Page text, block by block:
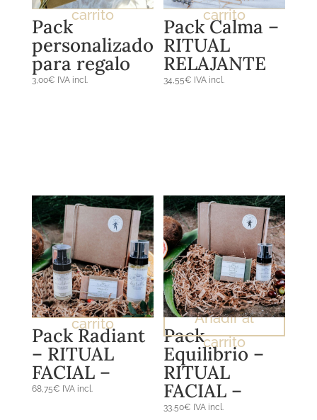
Pack
personalizado
para regalo
3,00€ IVA incl.
carrito
Pack Calma –
RITUAL
RELAJANTE
34,55€ IVA incl.
carrito
Pack Radiant
– RITUAL
FACIAL –
68,75€ IVA incl.
Añadir al
carrito
Pack
Equilibrio –
RITUAL
FACIAL –
33,50€ IVA incl.
Añadir al
carrito